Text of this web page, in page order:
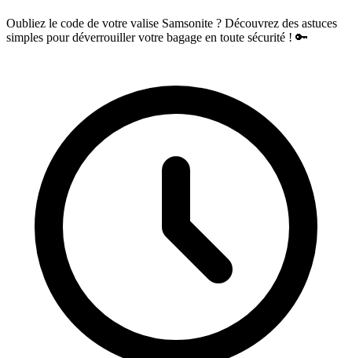
Oubliez le code de votre valise Samsonite ? Découvrez des astuces
simples pour déverrouiller votre bagage en toute sécurité ! 🔑